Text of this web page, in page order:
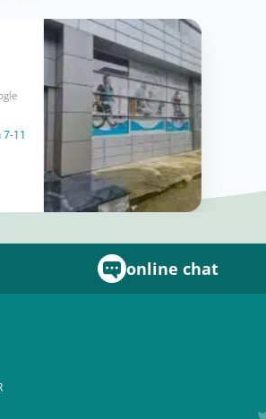
11
online chat